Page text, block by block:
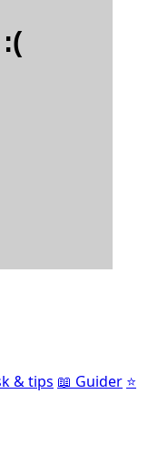
& tips 📖 Guider ⭐